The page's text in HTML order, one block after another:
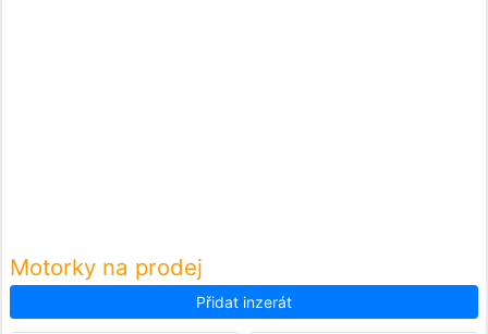
Motorky na prodej
Přidat inzerát